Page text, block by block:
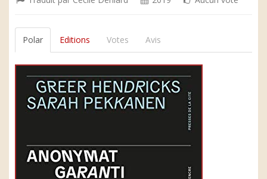
Polar Editions Votes Avis